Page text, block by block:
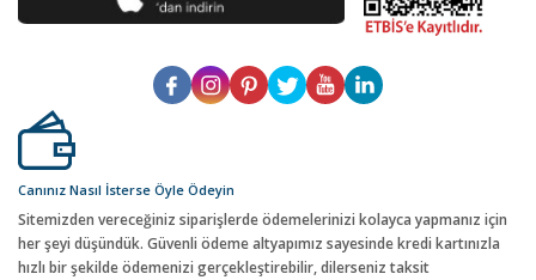
Canınız Nasıl İsterse Öyle Ödeyin
Sitemizden vereceğiniz siparişlerde ödemelerinizi kolayca yapmanız için
her şeyi düşündük. Güvenli ödeme altyapımız sayesinde kredi kartınızla
hızlı bir şekilde ödemenizi gerçekleştirebilir, dilerseniz taksit